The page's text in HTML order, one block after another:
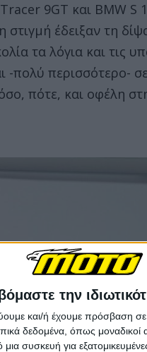
την
και/ή έχουμε πρόσβαση
δεδομένα, όπως μοναδικοί
συσκευή για
9GT και BMW S
έδειξαν τη
τα λόγια και τις
-πολύ περισσότερο-
πότε, και οφέλη